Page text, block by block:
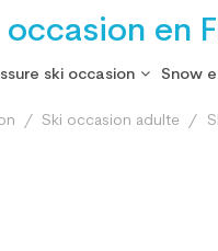
occasion en
ski occasion Snow
Ski occasion adulte